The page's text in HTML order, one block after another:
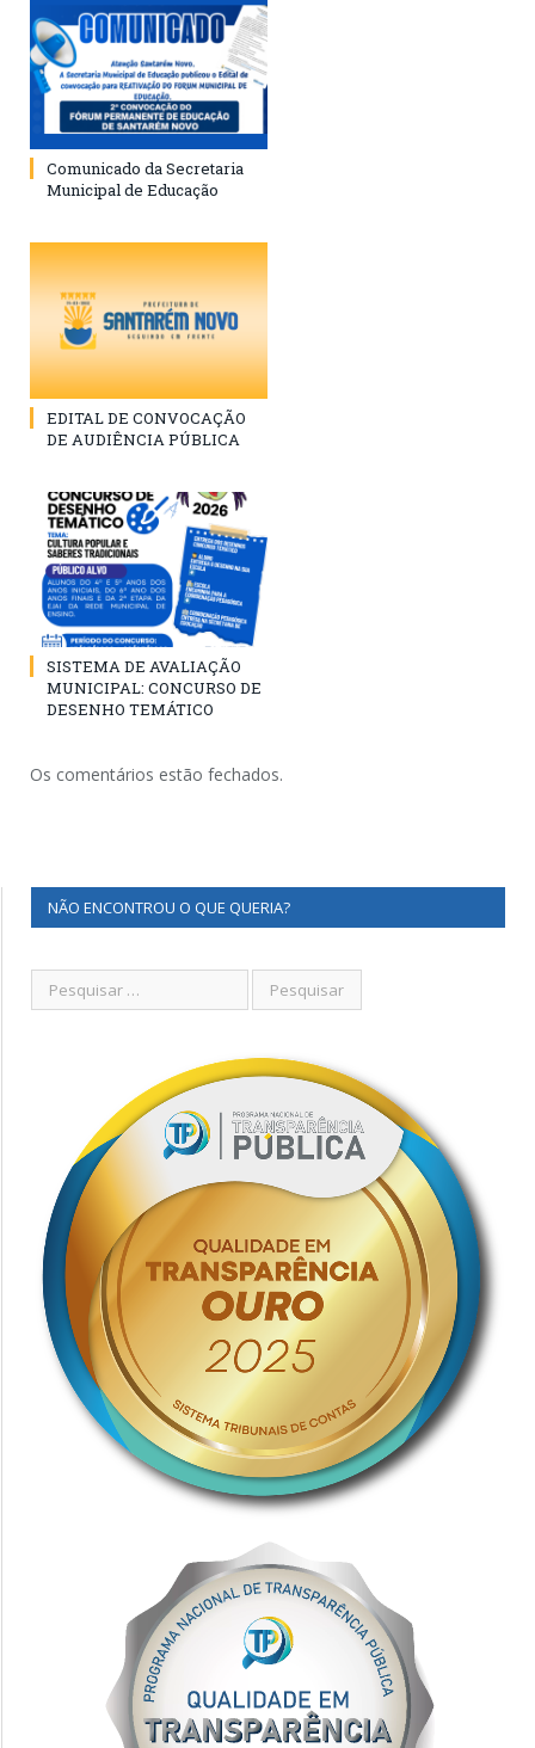
Comunicado da Secretaria
Municipal de Educação
EDITAL DE CONVOCAÇÃO
DE AUDIÊNCIA PÚBLICA
SISTEMA DE AVALIAÇÃO
MUNICIPAL: CONCURSO DE
DESENHO TEMÁTICO
Os comentários estão fechados.
NÃO ENCONTROU O QUE QUERIA?